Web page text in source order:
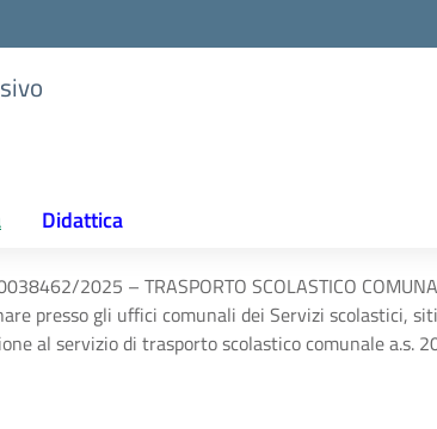
Didattica
2025 – TRASPORTO SCOLASTICO
presso gli uffici comunali dei Servizi scolastici,
al servizio di trasporto scolastico comunale a.s.